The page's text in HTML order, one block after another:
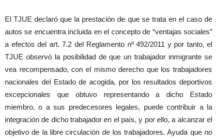
El TJUE declaró que la prestación de que se trata en el caso de
autos se encuentra incluida en el concepto de “ventajas sociales”
a efectos del art. 7.2 del Reglamento nº 492/2011 y por tanto, el
TJUE observó la posibilidad de que un trabajador inmigrante se
vea recompensado, con el mismo derecho que los trabajadores
nacionales del Estado de acogida, por los resultados deportivos
excepcionales que obtuvo representando a dicho Estado
miembro, o a sus predecesores legales, puede contribuir a la
integración de dicho trabajador en el país, y por ello, a alcanzar el
objetivo de la libre circulación de los trabajadores. Ayuda que no